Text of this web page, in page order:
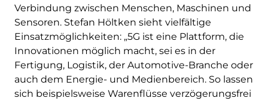
Verbindung zwischen Menschen, Maschinen und
Sensoren. Stefan Höltken sieht vielfältige
Einsatzmöglichkeiten: „5G ist eine Plattform, die
Innovationen möglich macht, sei es in der
Fertigung, Logistik, der Automotive-Branche oder
auch dem Energie- und Medienbereich. So lassen
sich beispielsweise Warenflüsse verzögerungsfrei